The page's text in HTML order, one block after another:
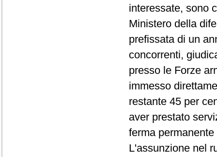
interessate, sono
Ministero della
prefissata di un
concorrenti,
presso le Forze
immesso
restante 45 per
aver prestato
ferma
L'assunzione nel